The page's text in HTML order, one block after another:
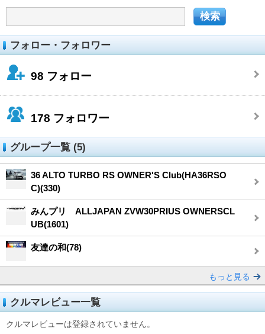
フォロー・フォロワー
98 フォロー
178 フォロワー
グループ一覧 (5)
36 ALTO TURBO RS OWNER'S Club(HA36RSO
C)(330)
みんプリ ALLJAPAN ZVW30PRIUS OWNERSCL
UB(1601)
友達の和(78)
もっと見る
クルマレビュー一覧
クルマレビューは登録されていません。